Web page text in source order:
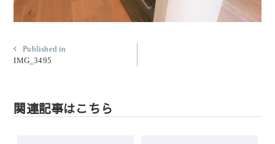
投
稿
ゲ
Published in
IMG_3495
関連記事はこちら